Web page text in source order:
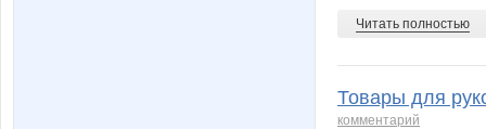
Читать полностью
Товары для
комментарий